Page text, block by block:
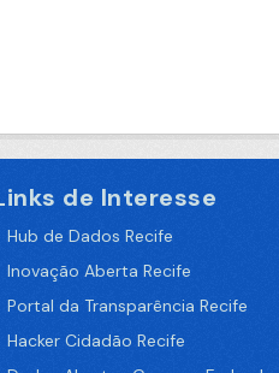
de Interesse
Hub de Dados Recife
Inovação Aberta Recife
Portal da Transparência Recife
Hacker Cidadão Recife